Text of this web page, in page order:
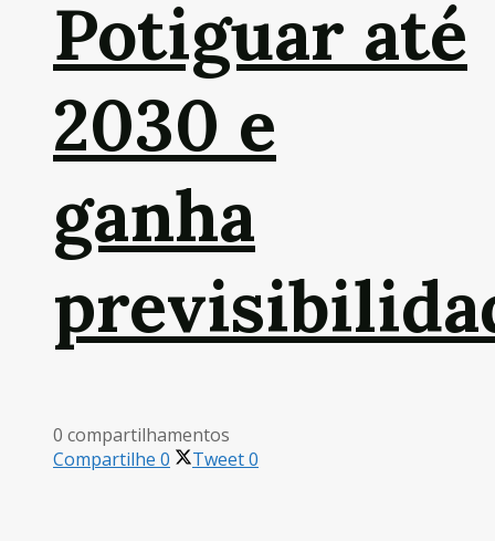
Potiguar até
2030 e
ganha
0 compartilhamentos
Compartilhe 0 Tweet0